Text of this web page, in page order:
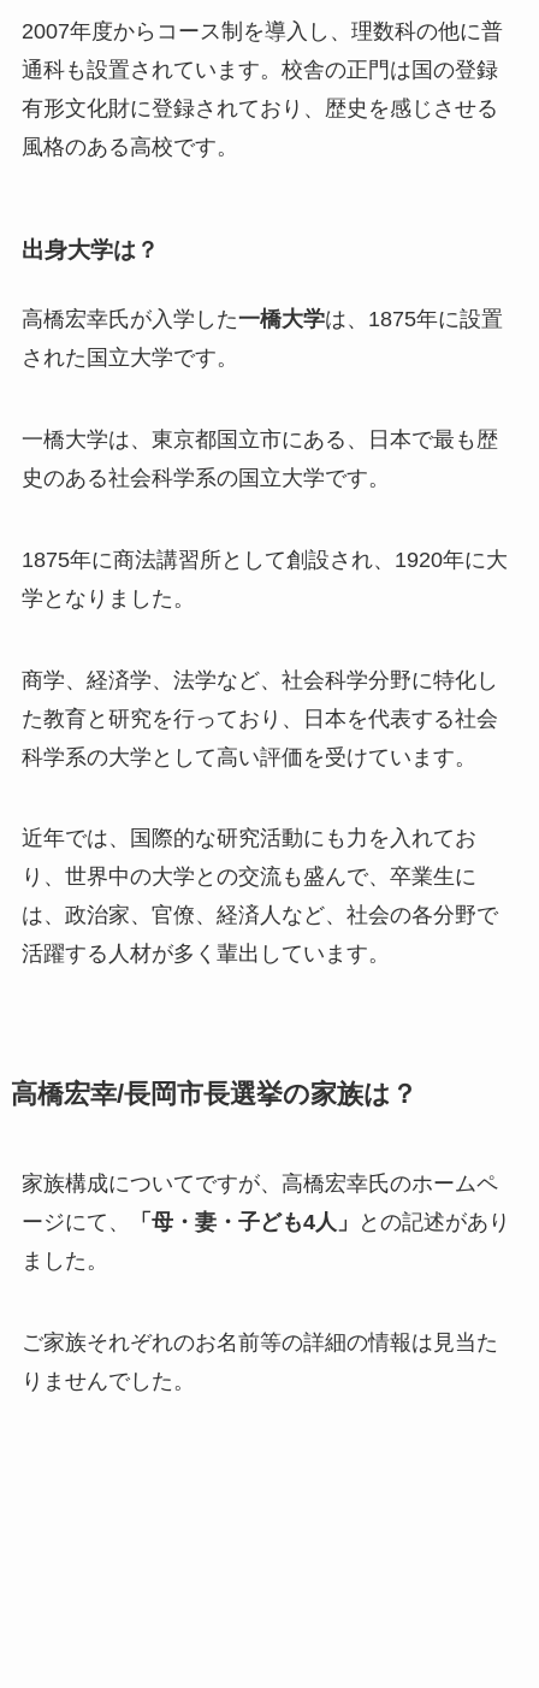
2007年度からコース制を導入し、理数科の他に普
通科も設置されています。校舎の正門は国の登録
有形文化財に登録されており、歴史を感じさせる
風格のある高校です。
出身大学は？
高橋宏幸氏が入学した一橋大学は、1875年に設置
された国立大学です。
一橋大学は、東京都国立市にある、日本で最も歴
史のある社会科学系の国立大学です。
1875年に商法講習所として創設され、1920年に大
学となりました。
商学、経済学、法学など、社会科学分野に特化し
た教育と研究を行っており、日本を代表する社会
科学系の大学として高い評価を受けています。
近年では、国際的な研究活動にも力を入れてお
り、世界中の大学との交流も盛んで、卒業生に
は、政治家、官僚、経済人など、社会の各分野で
活躍する人材が多く輩出しています。
高橋宏幸/長岡市長選挙の家族は？
家族構成についてですが、高橋宏幸氏のホームペ
ージにて、
「母・妻・子ども4人」
との記述があり
ました。
ご家族それぞれのお名前等の詳細の情報は見当た
りませんでした。